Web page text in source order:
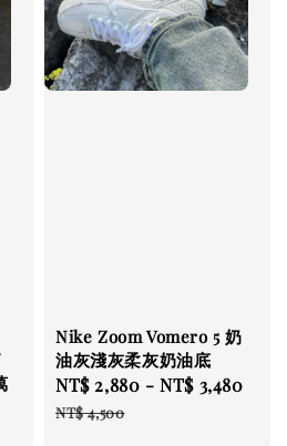
Nike Zoom Vomero 5 奶
油灰淺灰柔灰奶油底
Sale
price
NT$ 2,880 -NT$ 3,480
NT$ 4,500